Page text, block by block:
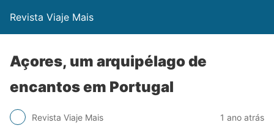
Revista Viaje Mais
Açores, um arquipélago de
encantos em Portugal
Revista Viaje Mais 1 ano atrás